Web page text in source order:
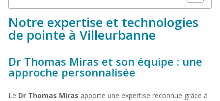
Notre expertise et technologies
de pointe à Villeurbanne
Dr Thomas Miras et son équipe : une
approche personnalisée
Le Dr Thomas Miras apporte une expertise reconnue grâce à